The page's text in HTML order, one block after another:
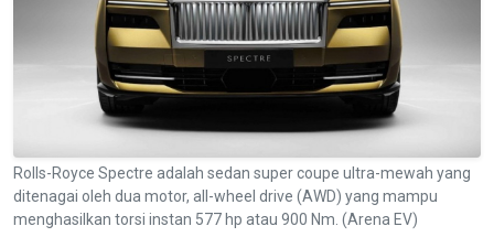
Rolls-Royce Spectre adalah sedan super coupe ultra-mewah yang
ditenagai oleh dua motor, all-wheel drive (AWD) yang mampu
menghasilkan torsi instan 577 hp atau 900 Nm. (Arena EV)